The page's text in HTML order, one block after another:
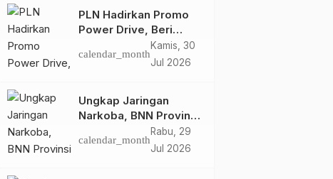
PLN Hadirkan Promo
Power Drive, Beri
Diskon Tambah Daya
50% di Ajang GIIAS
calendar_month
Kamis, 30
Jul 2026
Ungkap Jaringan
Narkoba, BNN Provinsi
Jambi dan Bea Cukai
Amankan Sembilan
calendar_month
Rabu, 29
Jul 2026